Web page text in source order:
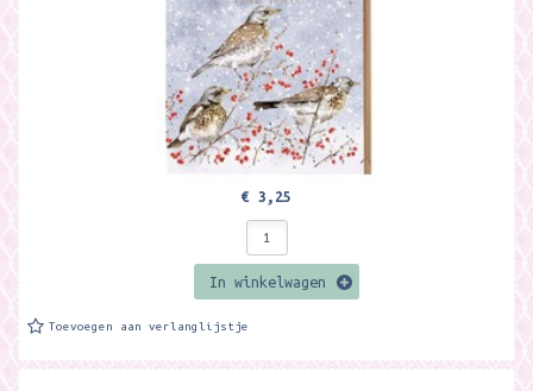
€ 3,25
In winkelwagen
Toevoegen aan verlanglijstje